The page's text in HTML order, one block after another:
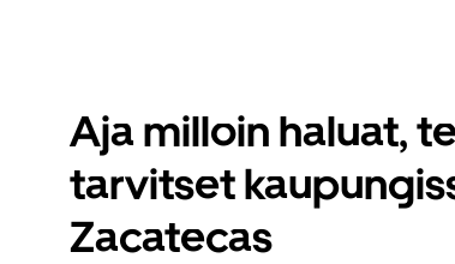
Aja milloin haluat,
tarvitset
Zacatecas